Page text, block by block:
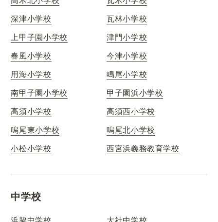
深津小学校
瓦林小学校
上甲子園小学校
津門小学校
春風小学校
今津小学校
用海小学校
鳴尾小学校
南甲子園小学校
甲子園浜小学校
高須小学校
高須西小学校
鳴尾東小学校
鳴尾北小学校
小松小学校
西宮浜義務教育学校
中学校
浜脇中学校
大社中学校